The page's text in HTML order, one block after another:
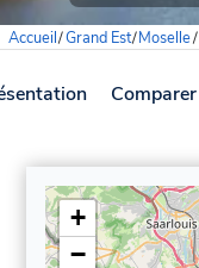
Accueil/Grand Est/Moselle/
Comparer
+
−